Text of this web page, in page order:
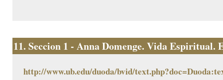
11. Seccion 1 - Anna Domenge. Vida Espiritual.
http://www.ub.edu/duoda/bvid/